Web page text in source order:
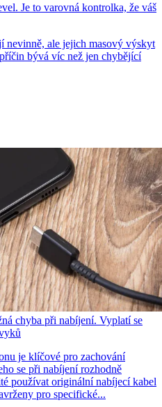
Je to varovná kontrolka, že váš
nevinně, ale jejich masový výskyt
bývá víc než jen chybějící
chyba při nabíjení. Vyplatí se
je klíčové pro zachování
se při nabíjení rozhodně
používat originální nabíjecí kabel
pro specifické...